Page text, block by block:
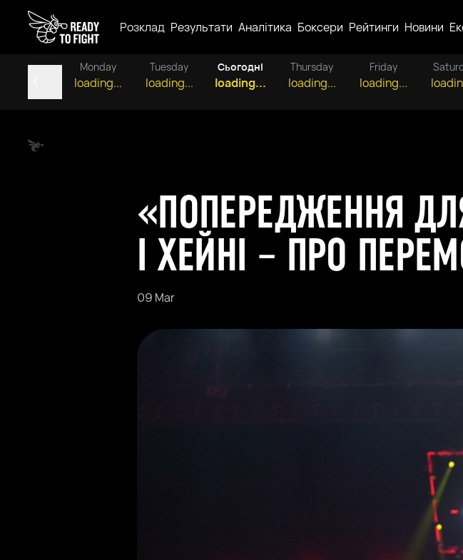
Розклад Результати Аналітика Боксери Рейтинги Новини
Monday
loading...
Tuesday
loading...
Сьогодні
loading...
Thursday
loading...
Friday
loading...
«ПОПЕРЕДЖЕННЯ
І ХЕЙНІ – ПРО
09 Mar